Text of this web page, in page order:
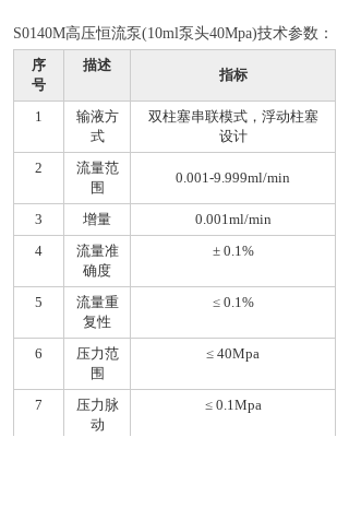
S0140M高压恒流泵(10ml泵头40Mpa)技术参数：
序
号
描述
指标
1
输液方
式
双柱塞串联模式，浮动柱塞
设计
2
流量范
围
0.001-9.999ml/min
3 增量
0.001ml/min
4
流量准
确度
± 0.1%
5
流量重
复性
≤ 0.1%
6
压力范
围
≤ 40Mpa
7
压力脉
动
≤ 0.1Mpa